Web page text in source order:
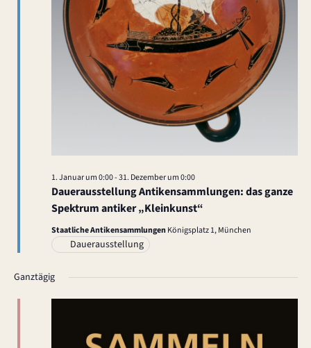
i
o
n
Dauerausstellung Antikensammlungen: das ganze
Spektrum antiker „Kleinkunst“
1. Januar um 0:00-31. Dezember um 0:00
Staatliche AntikensammlungenKönigsplatz 1, München
Dauerausstellung
Ganztägig